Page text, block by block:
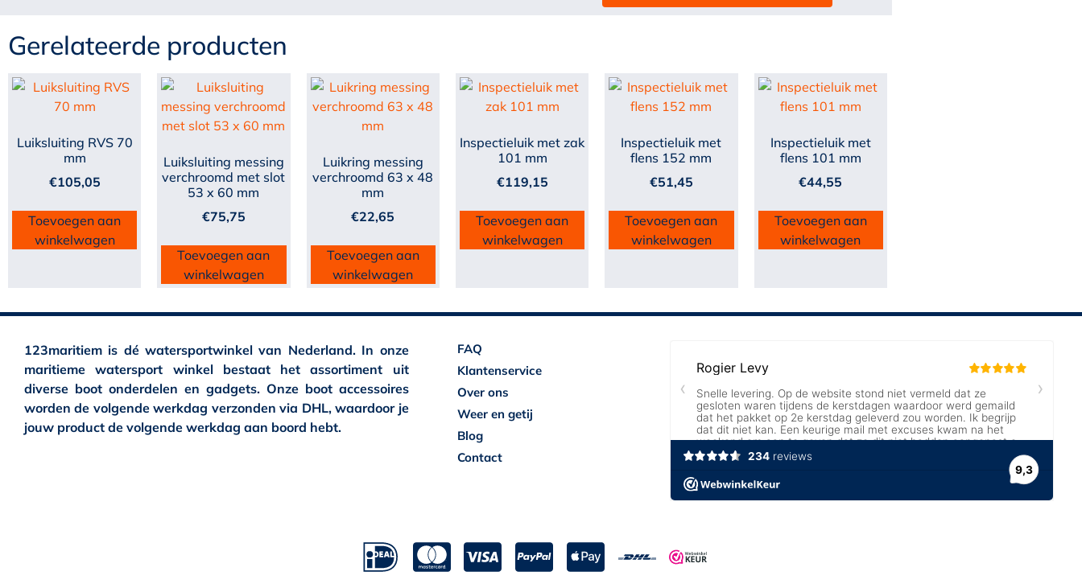
Gerelateerde producten
Luiksluiting RVS 70
mm
€105,05
Toevoegen aan
winkelwagen
Luiksluiting messing
verchroomd met slot
53 x 60 mm
€75,75
Toevoegen aan
winkelwagen
Luikring messing
verchroomd 63 x 48
mm
€22,65
Toevoegen aan
winkelwagen
Inspectieluik met zak
101 mm
€119,15
Toevoegen aan
winkelwagen
Inspectieluik met
flens 152 mm
€51,45
Toevoegen aan
winkelwagen
Inspectieluik met
flens 101 mm
€44,55
Toevoegen aan
winkelwagen
123maritiem is dé watersportwinkel van Nederland. In onze
maritieme watersport winkel bestaat het assortiment uit
diverse boot onderdelen en gadgets. Onze boot accessoires
worden de volgende werkdag verzonden via DHL, waardoor je
jouw product de volgende werkdag aan boord hebt.
FAQ
Klantenservice
Over ons
Weer en getij
Blog
Contact